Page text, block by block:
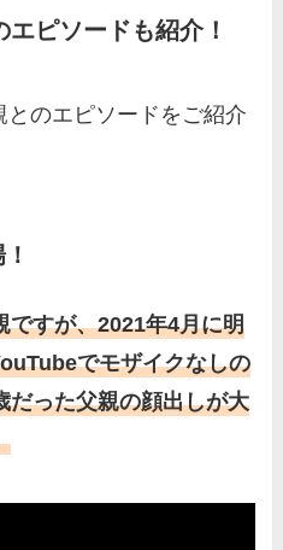
ピソードも紹介！
のエピソードをご紹介
ですが、2021年4月に明
でモザイクなしの
だった父親の顔出しが大